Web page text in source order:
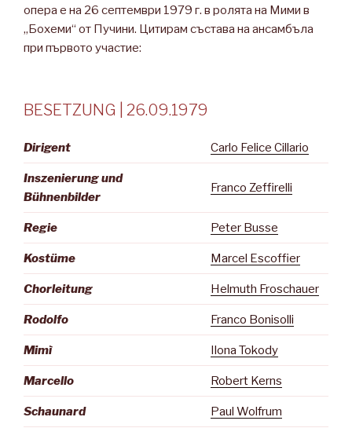
опера е на 26 септември 1979 г. в ролята на Мими в
„Бохеми“ от Пучини. Цитирам състава на ансамбъла
при първото участие:
BESETZUNG | 26.09.1979
Dirigent Carlo Felice Cillario
Inszenierung und
Bühnenbilder
Franco Zeffirelli
Regie Peter Busse
Kostüme Marcel Escoffier
Chorleitung Helmuth Froschauer
Rodolfo Franco Bonisolli
Mimì Ilona Tokody
Marcello Robert Kerns
Schaunard Paul Wolfrum